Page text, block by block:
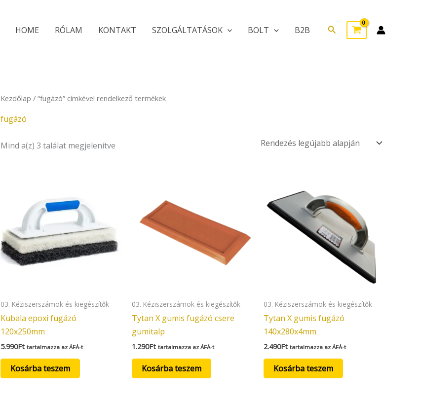
HOME RÓLAM KONTAKT SZOLGÁLTATÁSOK BOLT B2B Search
Kezdőlap / “fugázó” címkével rendelkező termékek
fugázó
Mind a(z) 3 találat megjelenítve
03. Kéziszerszámok és kiegészítők
Kubala epoxi fugázó
120x250mm
5.990Ft tartalmazza az ÁFÁ-t
Kosárba teszem
03. Kéziszerszámok és kiegészítők
Tytan X gumis fugázó csere
gumitalp
1.290Ft tartalmazza az ÁFÁ-t
Kosárba teszem
03. Kéziszerszámok és kiegészítők
Tytan X gumis fugázó
140x280x4mm
2.490Ft tartalmazza az ÁFÁ-t
Kosárba teszem